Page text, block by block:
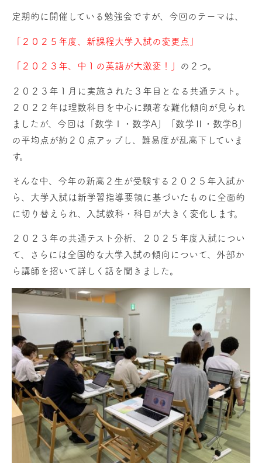
定期的に開催している勉強会ですが、今回のテーマは、
「２０２５年度、新課程大学入試の変更点」
「２０２３年、 中１の英語が大激変！」 の２つ。
２０２３年１月に実施された３年目となる共通テスト。
２０２２年は理数科目を中心に顕著な難化傾向が見られ
ましたが、今回は「数学Ⅰ・数学A」「数学Ⅱ・数学B」
の平均点が約２０点アップし、難易度が乱高下していま
す。
そんな中、今年の新高２生が受験する２０２５年入試か
ら、大学入試は新学習指導要領に基づいたものに全面的
に切り替えられ、入試教科・科目が大きく変化します。
２０２３年の共通テスト分析、２０２５年度入試につい
て、さらには全国的な大学入試の傾向について、外部か
ら講師を招いて詳しく話を聞きました。